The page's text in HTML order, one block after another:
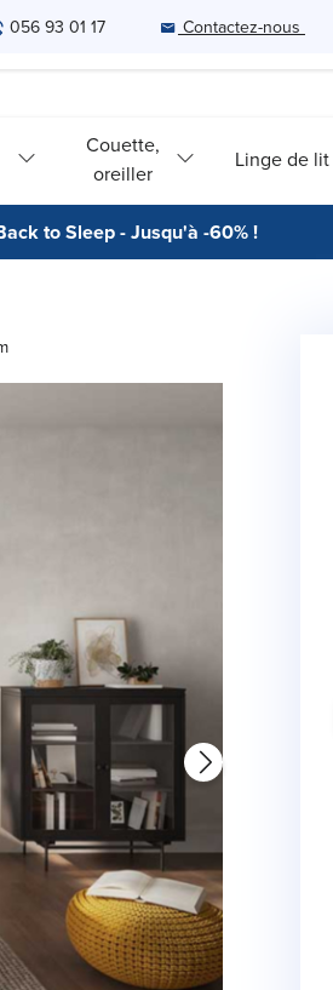
056 93 01 17 Contactez-nous
Couette,
oreiller
Linge de lit
to Sleep - Jusqu'à -60% !